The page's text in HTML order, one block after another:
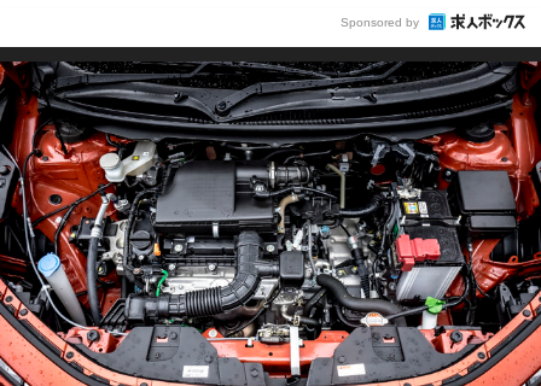
Sponsored by